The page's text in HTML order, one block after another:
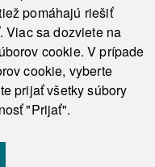
pomáhajú riešiť
Viac sa dozviete na
cookie. V prípade
cookie, vyberte
prijať všetky súbory
"Prijať".
| Ochrana osobných údajov
|
Admin
Privacy Policy and Terms of